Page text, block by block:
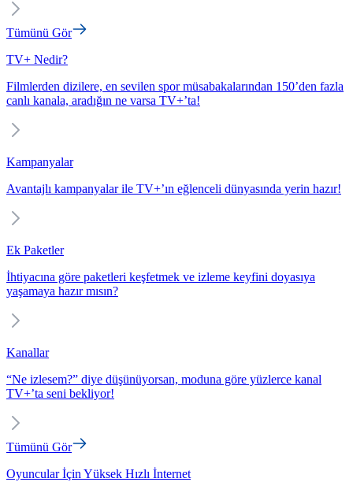
Tümünü Gör
TV+ Nedir?
Filmlerden dizilere, en sevilen spor müsabakalarından 150’den fazla
canlı kanala, aradığın ne varsa TV+’ta!
Kampanyalar
Avantajlı kampanyalar ile TV+’ın eğlenceli dünyasında yerin hazır!
Ek Paketler
İhtiyacına göre paketleri keşfetmek ve izleme keyfini doyasıya
yaşamaya hazır mısın?
Kanallar
“Ne izlesem?” diye düşünüyorsan, moduna göre yüzlerce kanal
TV+’ta seni bekliyor!
Tümünü Gör
Oyuncular İçin Yüksek Hızlı İnternet